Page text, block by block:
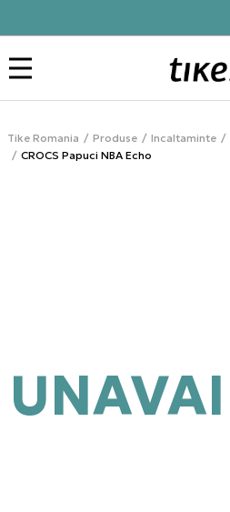
Tike Romania Produse Incaltaminte
CROCS Papuci NBA Echo